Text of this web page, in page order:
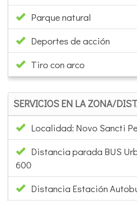
Parque natural
Deportes de acción
Tiro con arco
SERVICIOS EN LA ZONA/
Localidad: Novo Sancti
Distancia parada BUS
600
Distancia Estación